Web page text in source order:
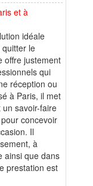
et à
idéale
le
offre justement
qui
réception ou
à Paris, il met
savoir-faire
concevoir
Il
à
ainsi que dans
prestation est